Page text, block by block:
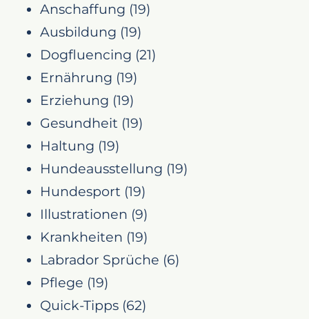
Anschaffung (19)
Ausbildung (19)
Dogfluencing (21)
Ernährung (19)
Erziehung (19)
Gesundheit (19)
Haltung (19)
Hundeausstellung (19)
Hundesport (19)
Illustrationen (9)
Krankheiten (19)
Labrador Sprüche (6)
Pflege (19)
Quick-Tipps (62)